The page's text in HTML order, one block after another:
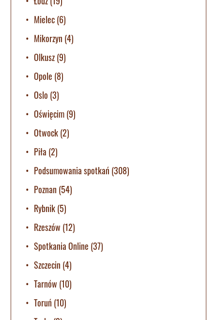
Mielec(6)
Mikorzyn (4)
Olkusz(9)
Opole (8)
Oslo (3)
Oświęcim(9)
Otwock(2)
Piła (2)
Podsumowania spotkań (308)
Poznan (54)
Rybnik(5)
Rzeszów (12)
Spotkania Online (37)
Szczecin (4)
Tarnów (10)
Toruń (10)